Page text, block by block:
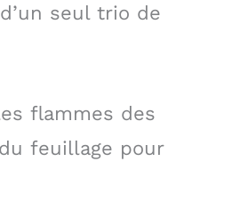
seul trio de
flammes des
feuillage pour